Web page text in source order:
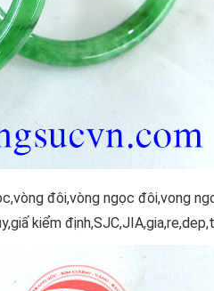
đôi,vòng ngọc đôi,vong
kiểm